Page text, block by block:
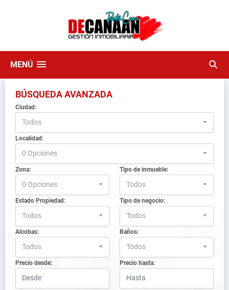
MENÚ
BÚSQUEDA AVANZADA
Ciudad:
Todos
Localidad:
0 Opciones
Zona:
0 Opciones
Tipo de inmueble:
Todos
Estado Propiedad:
Todos
Tipo de negocio:
Todos
Alcobas:
Todos
Baños:
Todos
Precio desde: Precio hasta: